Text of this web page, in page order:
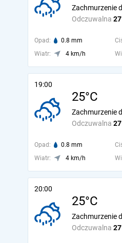
Odczuwalna
Zachmurzenie
Opad: 0.8 mm
Wiatr:
4 km/h
19:00
25°C
Odczuwalna
Zachmurzenie
Opad: 0.8 mm
Wiatr:
4 km/h
20:00
25°C
Odczuwalna
Zachmurzenie